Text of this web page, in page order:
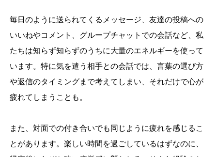
毎日のように送られてくるメッセージ、友達の投稿への
いいねやコメント、グループチャットでの会話など、私
たちは知らず知らずのうちに大量のエネルギーを使って
います。特に気を遣う相手との会話では、言葉の選び方
や返信のタイミングまで考えてしまい、それだけで心が
疲れてしまうことも。
また、対面での付き合いでも同じように疲れを感じるこ
とがあります。楽しい時間を過ごしているはずなのに、